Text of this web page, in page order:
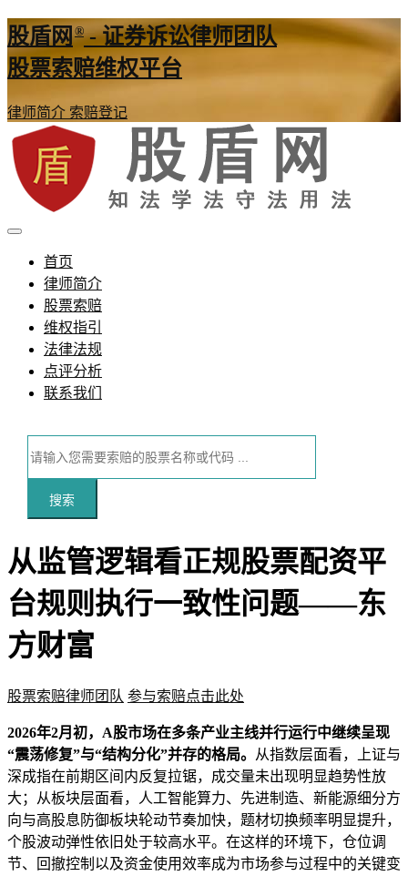
股盾网®- 证券诉讼律师团队
股票索赔维权平台
律师简介 索赔登记
股盾网
证券股票维权网
首页
律师简介
股票索赔
维权指引
法律法规
点评分析
联系我们
搜索
从监管逻辑看正规股票配资平
台规则执行一致性问题——东
方财富
股票索赔律师团队 参与索赔点击此处
2026年2月初，A股市场在多条产业主线并行运行中继续呈现
“震荡修复”与“结构分化”并存的格局。
从指数层面看，上证与
深成指在前期区间内反复拉锯，成交量未出现明显趋势性放
大；从板块层面看，人工智能算力、先进制造、新能源细分方
向与高股息防御板块轮动节奏加快，题材切换频率明显提升，
个股波动弹性依旧处于较高水平。在这样的环境下，仓位调
节、回撤控制以及资金使用效率成为市场参与过程中的关键变